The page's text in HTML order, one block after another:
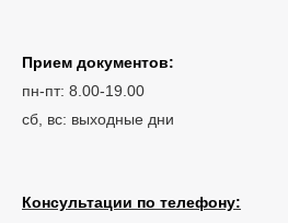
Прием документов:
пн-пт: 8.00-19.00
сб, вс: выходные дни
Консультации по телефону: